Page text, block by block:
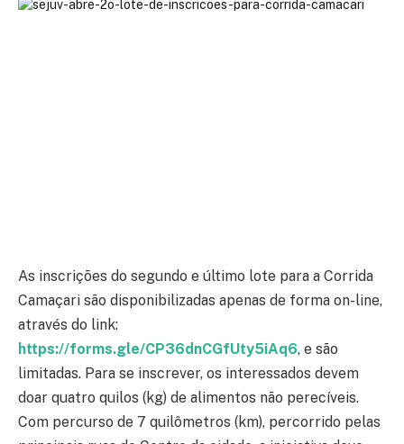
As inscrições do segundo e último lote para a Corrida
Camaçari são disponibilizadas apenas de forma on-line,
através do link:
https://forms.gle/CP36dnCGfUty5iAq6, e são
limitadas. Para se inscrever, os interessados devem
doar quatro quilos (kg) de alimentos não perecíveis.
Com percurso de 7 quilômetros (km), percorrido pelas